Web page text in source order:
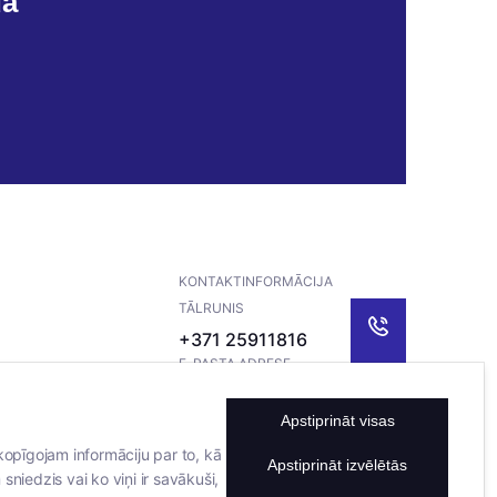
KONTAKTINFORMĀCIJA
TĀLRUNIS
+371 25911816
E-PASTA ADRESE
info@bertasnams.lv
informāciju par to, kā
vai ko viņi ir savākuši,
Apstiprināt visas
Apstiprināt izvēlētās